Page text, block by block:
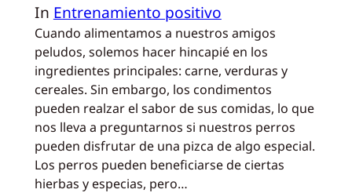
In Entrenamiento positivo
Cuando alimentamos a nuestros amigos
peludos, solemos hacer hincapié en los
ingredientes principales: carne, verduras y
cereales. Sin embargo, los condimentos
pueden realzar el sabor de sus comidas, lo que
nos lleva a preguntarnos si nuestros perros
pueden disfrutar de una pizca de algo especial.
Los perros pueden beneficiarse de ciertas
hierbas y especias, pero…